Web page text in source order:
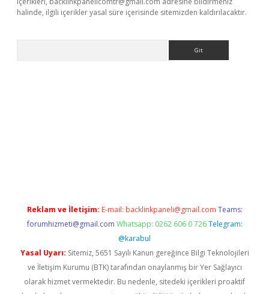
halinde, ilgili içerikler yasal süre içerisinde sitemizden kaldırılacaktır.
Reklam ve İletişim: E-mail: backlinkpaneli@gmail.com Teams:
forumhizmeti@gmail.com Whatsapp: 0262 606 0 726 Telegram:
@karabul
Yasal Uyarı: Sitemiz, 5651 Sayılı Kanun gereğince Bilgi Teknolojileri
ve İletişim Kurumu (BTK) tarafından onaylanmış bir Yer Sağlayıcı
olarak hizmet vermektedir. Bu nedenle, sitedeki içerikleri proaktif